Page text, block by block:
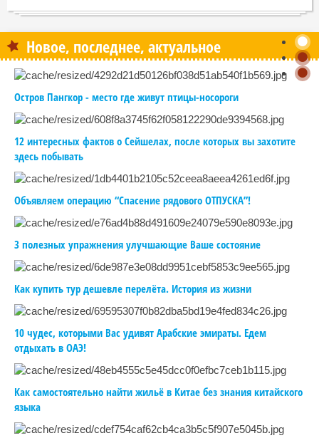
Новое, последнее, актуальное
Остров Пангкор - место где живут птицы-носороги
12 интересных фактов о Сейшелах, после которых вы захотите
здесь побывать
Объявляем операцию “Спасение рядового ОТПУСКА”!
3 полезных упражнения улучшающие Ваше состояние
Как купить тур дешевле перелёта. История из жизни
10 чудес, которыми Вас удивят Арабские эмираты. Едем
отдыхать в ОАЭ!
Как самостоятельно найти жильё в Китае без знания китайского
языка